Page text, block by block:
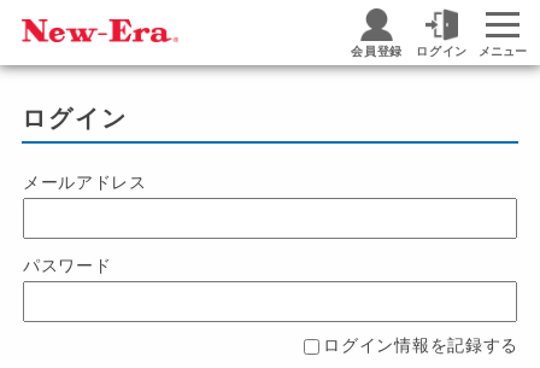
会員登録 ログイン メニュー
ログイン
メールアドレス
パスワード
ログイン情報を記録する